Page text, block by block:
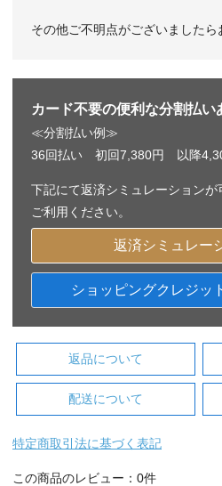
その他ご不明点がございましたら
カード不要の便利な分割払い
≪分割払い例≫
36回払い 初回7,380円 以降
下記にて返済シミュレーション
ご利用ください。
返済シミュレー
ショッピングクレジッ
返品について
配送について
特定商取引法に基づく表記
この商品のレビュー：0件